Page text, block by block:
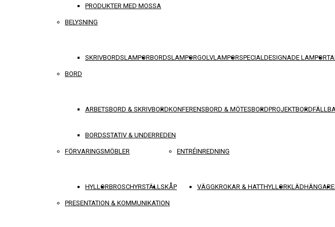
PRODUKTER MED MOSSA
BELYSNING
SKRIVBORDSLAMPORBORDSLAMPORGOLVLAMPORSPECIALDESIGNADE LAMPOR
BORD
ARBETSBORD & SKRIVBORDKONFERENSBORD & MÖTESBORDPROJEKTBORD
BORDSSTATIV & UNDERREDEN
FÖRVARINGSMÖBLER
HYLLORBROSCHYRSTÄLLSKÅP
ENTRÉINREDNING
VÄGGKROKAR & HATTHYLLORKLÄDHÄNGARE
PRESENTATION & KOMMUNIKATION